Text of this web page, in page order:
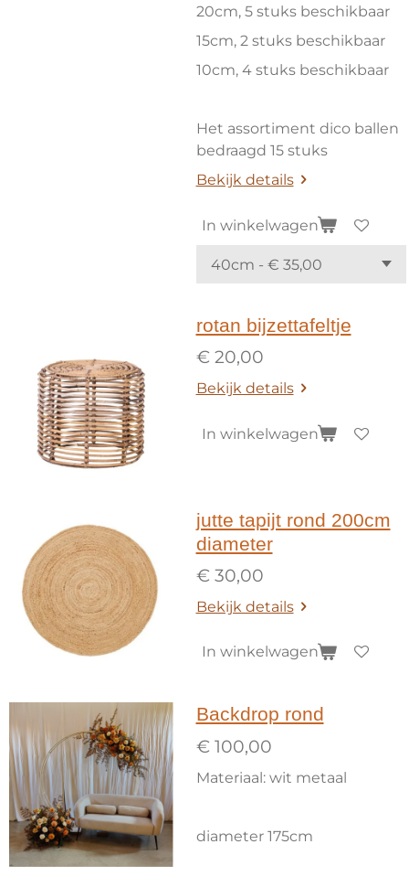
20cm, 5 stuks beschikbaar
15cm, 2 stuks beschikbaar
10cm, 4 stuks beschikbaar
Het assortiment dico ballen
bedraagd 15 stuks
Bekijk details
In winkelwagen
rotan bijzettafeltje
€ 20,00
Bekijk details
In winkelwagen
jutte tapijt rond 200cm
diameter
€ 30,00
Bekijk details
In winkelwagen
Backdrop rond
€ 100,00
Materiaal: wit metaal
diameter 175cm